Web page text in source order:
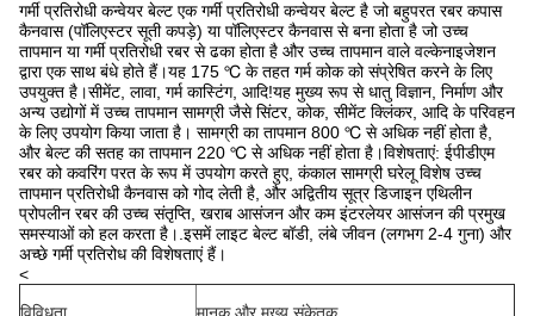
गर्मी प्रतिरोधी कन्वेयर बेल्ट एक गर्मी प्रतिरोधी कन्वेयर बेल्ट है जो बहुपरत रबर कपास
कैनवास (पॉलिएस्टर सूती कपड़े) या पॉलिएस्टर कैनवास से बना होता है जो उच्च
तापमान या गर्मी प्रतिरोधी रबर से ढका होता है और उच्च तापमान वाले वल्केनाइजेशन
द्वारा एक साथ बंधे होते हैं।यह 175 ℃ के तहत गर्म कोक को संप्रेषित करने के लिए
उपयुक्त है।सीमेंट, लावा, गर्म कास्टिंग, आदि!यह मुख्य रूप से धातु विज्ञान, निर्माण और
अन्य उद्योगों में उच्च तापमान सामग्री जैसे सिंटर, कोक, सीमेंट क्लिंकर, आदि के परिवहन
के लिए उपयोग किया जाता है। सामग्री का तापमान 800 ℃ से अधिक नहीं होता है,
और बेल्ट की सतह का तापमान 220 ℃ से अधिक नहीं होता है।विशेषताएं: ईपीडीएम
रबर को कवरिंग परत के रूप में उपयोग करते हुए, कंकाल सामग्री घरेलू विशेष उच्च
तापमान प्रतिरोधी कैनवास को गोद लेती है, और अद्वितीय सूत्र डिजाइन एथिलीन
प्रोपलीन रबर की उच्च संतृप्ति, खराब आसंजन और कम इंटरलेयर आसंजन की प्रमुख
समस्याओं को हल करता है।.इसमें लाइट बेल्ट बॉडी, लंबे जीवन (लगभग 2-4 गुना) और
अच्छे गर्मी प्रतिरोध की विशेषताएं हैं।
<